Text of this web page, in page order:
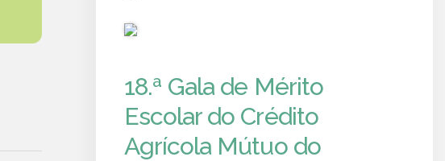
18.ª Gala de Mérito
Escolar do Crédito
Agrícola Mútuo do